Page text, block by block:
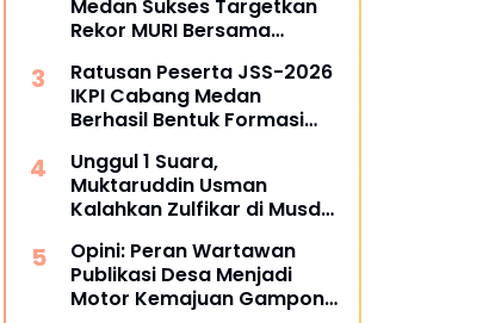
Medan Sukses Targetkan
Rekor MURI Bersama
Indonesia
Ratusan Peserta JSS-2026
IKPI Cabang Medan
Berhasil Bentuk Formasi
Unggul 1 Suara,
Muktaruddin Usman
Kalahkan Zulfikar di Musda
Opini: Peran Wartawan
Publikasi Desa Menjadi
Motor Kemajuan Gampong